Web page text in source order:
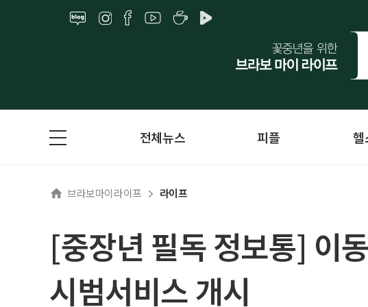
전체뉴스 피플 헬
브라보마이라이프 라이프
[중장년 필독 정보통] 이
시범서비스 개시